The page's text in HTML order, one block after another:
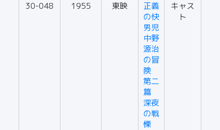
30-048 1955 東映
正義
の快
男児
中野
源治
の冒
険
第二
篇
深夜
の戦
慄
キャス
ト